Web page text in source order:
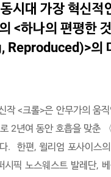
시대 가장 혁신적
<하나의 편평한
Reproduced)>의
작 <크롤>은 안무가의 움직
2년여 동안 호흡을 맞춘
. 한편, 윌리엄 포사이스
시픽 노스웨스트 발레단,